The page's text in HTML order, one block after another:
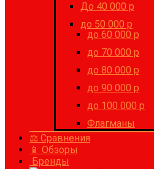
До 40 000 р
до 50 000 р
до 60 000 р
до 70 000 р
до 80 000 р
до 90 000 р
до 100 000 р
Флагманы
⚖ Сравнения
📱 Обзоры
Бренды